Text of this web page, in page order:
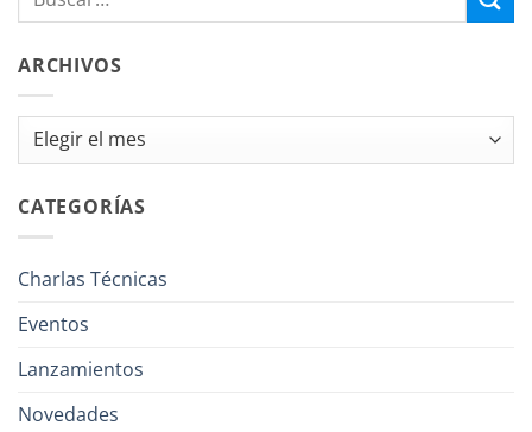
ARCHIVOS
Archivos
CATEGORÍAS
Charlas Técnicas
Eventos
Lanzamientos
Novedades